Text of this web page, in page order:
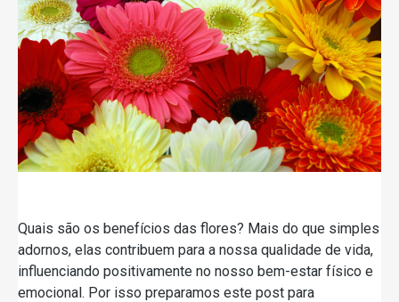
Quais são os benefícios das flores? Mais do que simples
adornos, elas contribuem para a nossa qualidade de vida,
influenciando positivamente no nosso bem-estar físico e
emocional. Por isso preparamos este post para